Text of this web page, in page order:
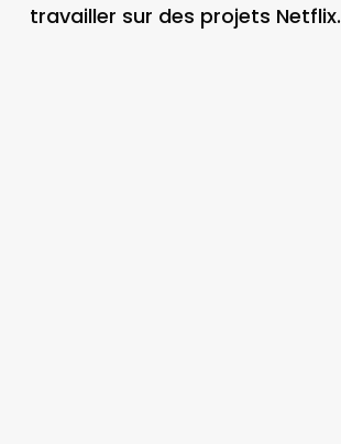
travailler sur des projets Netflix.